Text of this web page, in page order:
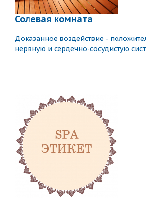
Солевая комната
Доказанное воздействие -
нервную и сердечно-сосудистую